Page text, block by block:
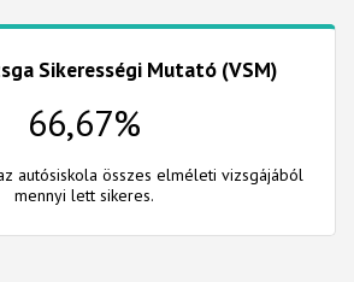
Sikerességi Mutató (VSM)
66,67%
autósiskola összes elméleti vizsgájából
mennyi lett sikeres.